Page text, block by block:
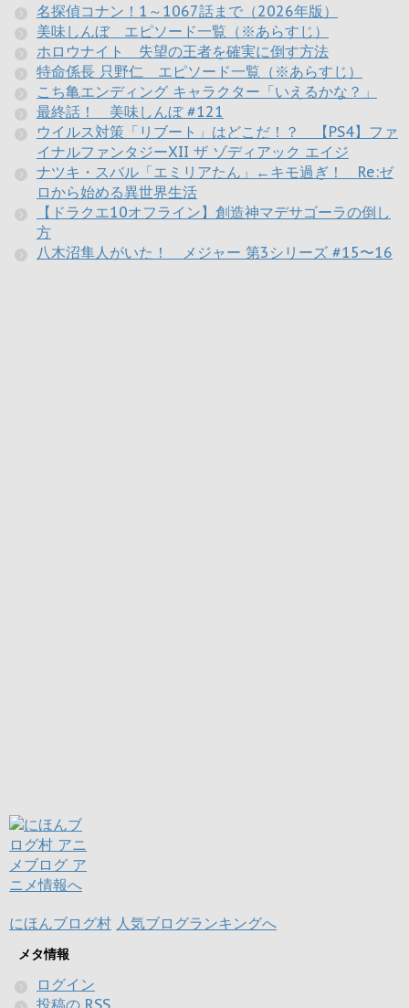
名探偵コナン！1～1067話まで（2026年版）
美味しんぼ エピソード一覧（※あらすじ）
ホロウナイト 失望の王者を確実に倒す方法
特命係長 只野仁 エピソード一覧（※あらすじ）
こち亀エンディング キャラクター「いえるかな？」
最終話！ 美味しんぼ #121
ウイルス対策「リブート」はどこだ！？ 【PS4】ファ
イナルファンタジーXII ザ ゾディアック エイジ
ナツキ・スバル「エミリアたん」←キモ過ぎ！ Re:ゼ
ロから始める異世界生活
【ドラクエ10オフライン】創造神マデサゴーラの倒し
方
八木沼隼人がいた！ メジャー 第3シリーズ #15〜16
にほんブログ村 人気ブログランキングへ
メタ情報
ログイン
投稿の RSS